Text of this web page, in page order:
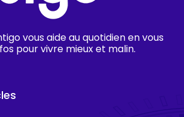
vous aide au quotidien en vous
pour vivre mieux et malin.